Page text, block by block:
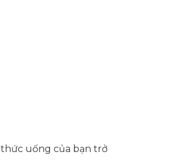
thức uống của bạn trở